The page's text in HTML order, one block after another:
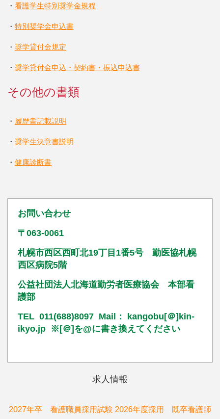
・ 看護学生特別奨学金規程
・ 特別奨学金申込書
・ 奨学貸付金規定
・ 奨学貸付金申込・契約書・振込申込書
その他の書類
・ 履歴書記載説明
・ 奨学生決意書説明
・ 健康診断書
お問い合わせ
〒063-0061
札幌市西区西町北19丁目1番5号 勤医協札幌
西区病院5階
公益社団法人北海道勤労者医療協会 本部看
護部
TEL 011(688)8097 Mail： kangobu[＠]kin-
ikyo.jp ※[＠]を@に書き換えてください
求人情報
2027年卒 看護職員採用試験 2026年度採用 既卒看護師